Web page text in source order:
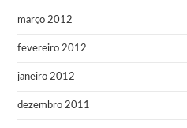
março 2012
fevereiro 2012
janeiro 2012
dezembro 2011